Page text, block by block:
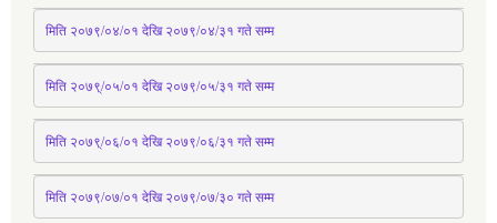
मिति २०७९/०४/०१ देखि २०७९/०४/३१ गते सम्म
मिति २०७९्/०५/०१ देखि २०७९/०५/३१ गते सम्म
मिति २०७९्/०६/०१ देखि २०७९/०६/३१ गते सम्म
मिति २०७९/०७/०१ देखि २०७९/०७/३० गते सम्म